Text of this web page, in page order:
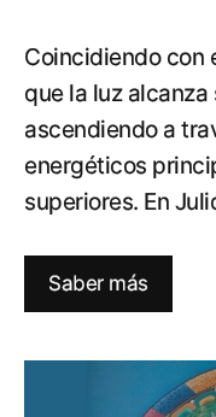
Coincidiendo con
que la luz
ascendiendo a
energéticos
superiores. En
Saber más